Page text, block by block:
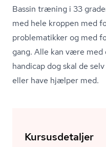
Bassin træning i 33
med hele kroppen med
problematikker og med
gang. Alle kan være
handicap dog skal de
eller have hjælper med.
Kursusdetaljer